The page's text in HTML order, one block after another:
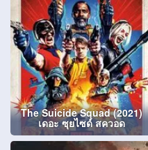
The Suicide Squad (2021)
เดอะ ซุยไซด์ สควอด